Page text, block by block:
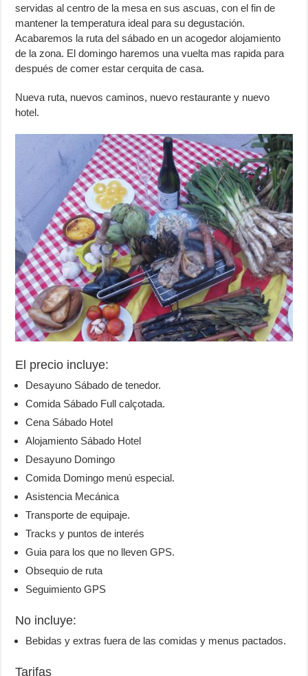
servidas al centro de la mesa en sus ascuas, con el fin de
mantener la temperatura ideal para su degustación.
Acabaremos la ruta del sábado en un acogedor alojamiento
de la zona. El domingo haremos una vuelta mas rapida para
después de comer estar cerquita de casa.
Nueva ruta, nuevos caminos, nuevo restaurante y nuevo
hotel.
El precio incluye:
Desayuno Sábado de tenedor.
Comida Sábado Full calçotada.
Cena Sábado Hotel
Alojamiento Sábado Hotel
Desayuno Domingo
Comida Domingo menú especial.
Asistencia Mecánica
Transporte de equipaje.
Tracks y puntos de interés
Guia para los que no lleven GPS.
Obsequio de ruta
Seguimiento GPS
No incluye:
Bebidas y extras fuera de las comidas y menus pactados.
Tarifas